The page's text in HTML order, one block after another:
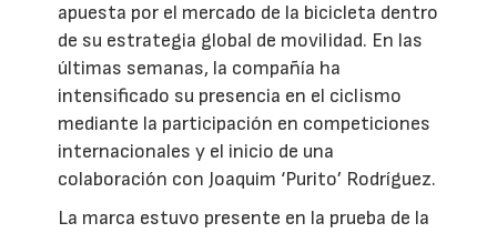
apuesta por el mercado de la bicicleta dentro
de su estrategia global de movilidad. En las
últimas semanas, la compañía ha
intensificado su presencia en el ciclismo
mediante la participación en competiciones
internacionales y el inicio de una
colaboración con Joaquim ‘Purito’ Rodríguez.
La marca estuvo presente en la prueba de la